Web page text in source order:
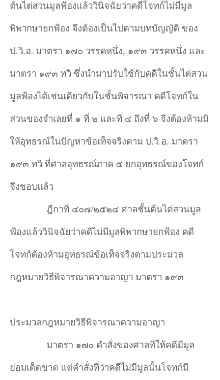
ต้นไต่สวนมูลฟ้องแล้ววินิจฉัยว่าคดีโจทก์ไม่มีมูล
พิพากษายกฟ้อง จึงต้องเป็นไปตามบทบัญญัติ ของ
ป.วิ.อ. มาตรา ๑๗๐ วรรคหนึ่ง, ๑๙๓ วรรคหนึ่ง และ
มาตรา ๑๙๓ ทวิ ซึ่งนำมาปรับใช้กับคดีในชั้นไต่สวน
มูลฟ้องได้เช่นเดียวกับในชั้นพิจารณา คดีโจทก์ใน
ส่วนของจำเลยที่ ๑ ที่ ๒ และที่ ๔ ถึงที่ ๖ จึงต้องห้ามมิ
ให้อุทธรณ์ในปัญหาข้อเท็จจริงตาม ป.วิ.อ. มาตรา
๑๙๓ ทวิ ที่ศาลอุทธรณ์ภาค ๕ ยกอุทธรณ์ของโจทก์
จึงชอบแล้ว
ฎีกาที่ ๔๐๗/๒๕๒๔ ศาลชั้นต้นไต่สวนมูล
ฟ้องแล้ววินิจฉัยว่าคดีไม่มีมูลพิพากษายกฟ้อง คดี
โจทก์ต้องห้ามอุทธรณ์ข้อเท็จจริงตามประมวล
กฎหมายวิธีพิจารณาความอาญา มาตรา ๑๙๓
ประมวลกฎหมายวิธีพิจารณาความอาญา
มาตรา ๑๗๐ คำสั่งของศาลที่ให้คดีมีมูล
ย่อมเด็ดขาด แต่คำสั่งที่ว่าคดีไม่มีมูลนั้นโจทก์มี